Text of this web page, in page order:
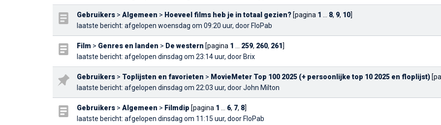
Gebruikers > Algemeen > Hoeveel films heb je in totaal gezien? [pagina 1 8, 9, 10]
laatste bericht: afgelopen woensdag om 09:20 uur, door FloPab
Film > Genres en landen > De western [pagina 1 259, 260, 261]
laatste bericht: afgelopen dinsdag om 23:14 uur, door Brix
Gebruikers > Toplijsten en favorieten > MovieMeter Top 100 2025 (+ persoonlijke top 10 2025 en floplijst)
laatste bericht: afgelopen dinsdag om 22:03 uur, doorJohn Milton
Gebruikers > Algemeen > Filmdip [pagina 1 6, 7, 8]
laatste bericht: afgelopen dinsdag om 11:15 uur, door FloPab